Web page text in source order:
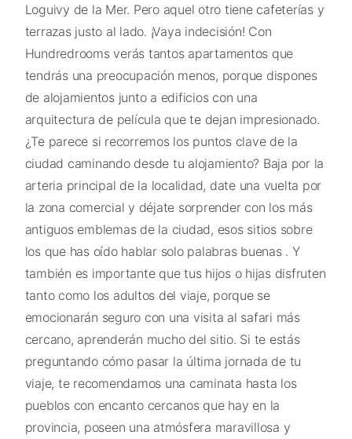
Loguivy de la Mer. Pero aquel otro tiene cafeterías y
terrazas justo al lado. ¡Vaya indecisión! Con
Hundredrooms verás tantos apartamentos que
tendrás una preocupación menos, porque dispones
de alojamientos junto a edificios con una
arquitectura de película que te dejan impresionado.
¿Te parece si recorremos los puntos clave de la
ciudad caminando desde tu alojamiento? Baja por la
arteria principal de la localidad, date una vuelta por
la zona comercial y déjate sorprender con los más
antiguos emblemas de la ciudad, esos sitios sobre
los que has oído hablar solo palabras buenas . Y
también es importante que tus hijos o hijas disfruten
tanto como los adultos del viaje, porque se
emocionarán seguro con una visita al safari más
cercano, aprenderán mucho del sitio. Si te estás
preguntando cómo pasar la última jornada de tu
viaje, te recomendamos una caminata hasta los
pueblos con encanto cercanos que hay en la
provincia, poseen una atmósfera maravillosa y